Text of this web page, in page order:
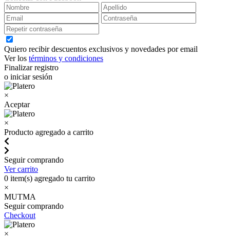
Quiero recibir descuentos exclusivos y novedades por email
Ver los términos y condiciones
Finalizar registro
o iniciar sesión
×
Aceptar
×
Producto agregado a carrito
Seguir comprando
Ver carrito
0 item(s) agregado tu carrito
×
MUTMA
Seguir comprando
Checkout
×